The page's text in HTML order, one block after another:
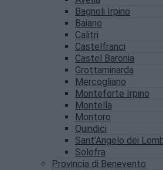
Bagnoli Irpino
Baiano
Calitri
Castelfranci
Castel Baronia
Grottaminarda
Mercogliano
Monteforte Irpino
Montella
Montoro
Quindici
Sant’Angelo dei
Solofra
Provincia di Benevento